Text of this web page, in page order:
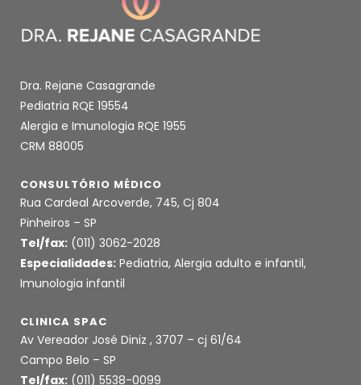
Dra. Rejane Casagrande
Pediatria RQE 19554
Alergia e Imunologia RQE 1955
CRM 88005
CONSULTÓRIO MÉDICO
Rua Cardeal Arcoverde, 745, Cj 804
Pinheiros – SP
Tel/fax: (011) 3062-2028
Especialidades: Pediatria, Alergia adulto e infantil,
Imunologia infantil
CLINICA SPAC
Av Vereador José Diniz , 3707 – cj 61/64
Campo Belo – SP
Tel/fax: (011) 5538-0099